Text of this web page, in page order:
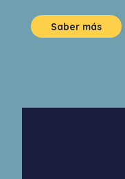
Saber más